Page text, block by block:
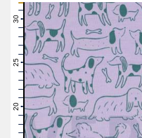
18
19
20
21
23
25
26
27
28
29